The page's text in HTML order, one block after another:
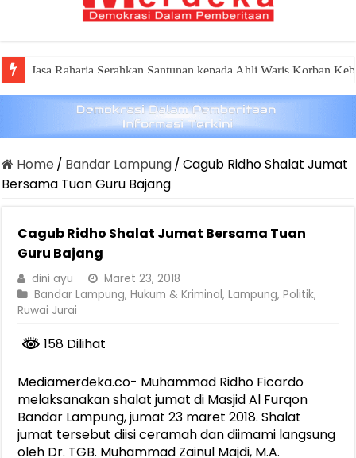
Canangkan Desa TAPIS dan Luncurkan Sekolah Lansia di
Home / Bandar Lampung/Cagub Ridho Shalat Jumat
Bersama Tuan Guru Bajang
Cagub Ridho Shalat Jumat Bersama Tuan
Guru Bajang
dini ayu
Maret 23, 2018
Bandar Lampung,Hukum & Kriminal,Lampung,Politik,
Ruwai Jurai
158 Dilihat
Mediamerdeka.co- Muhammad Ridho Ficardo
melaksanakan shalat jumat di Masjid Al Furqon
Bandar Lampung, jumat 23 maret 2018. Shalat
jumat tersebut diisi ceramah dan diimami langsung
oleh Dr. TGB. Muhammad Zainul Majdi, M.A.